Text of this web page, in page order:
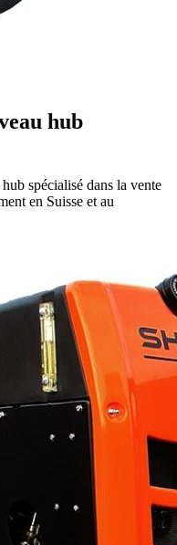
hub
spécialisé dans la vente
en Suisse et au